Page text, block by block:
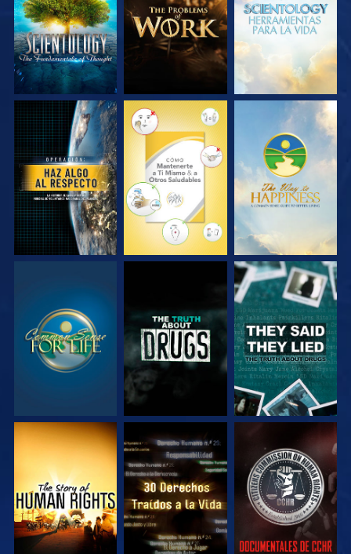
SERIES
SERIES
SERIES
VE VE VE
VE VE
VE VE VE